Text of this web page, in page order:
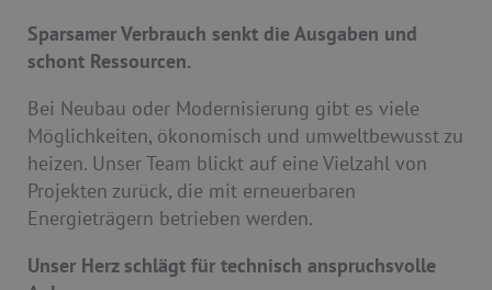
Sparsamer Verbrauch senkt die Ausgaben und
schont Ressourcen.
Bei Neubau oder Modernisierung gibt es viele
Möglichkeiten, ökonomisch und umweltbewusst zu
heizen. Unser Team blickt auf eine Vielzahl von
Projekten zurück, die mit erneuerbaren
Energieträgern betrieben werden.
Unser Herz schlägt für technisch anspruchsvolle